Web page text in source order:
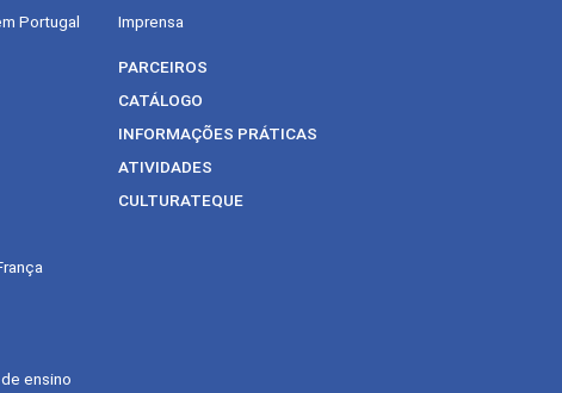
Portugal
ensino
Imprensa
PARCEIROS
CATÁLOGO
INFORMAÇÕES PRÁTICAS
ATIVIDADES
CULTURATEQUE